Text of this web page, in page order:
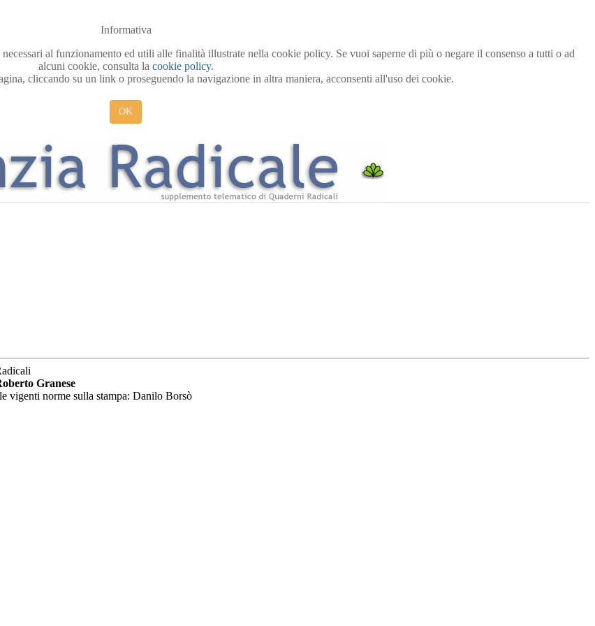
Informativa
al funzionamento ed utili alle finalità illustrate nella cookie policy. Se vuoi saperne di più o negare il consenso a tutti o ad
alcuni cookie, consulta la cookie policy.
cliccando su un link o proseguendo la navigazione in altra maniera, acconsenti all'uso dei cookie.
OK
Granese
vigenti norme sulla stampa: Danilo Borsò